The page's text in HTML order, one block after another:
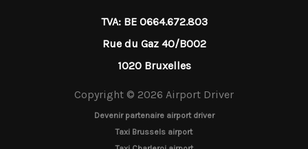
TVA: BE 0664.672.803
Rue du Gaz 40/B002
1020 Bruxelles
Copyright © 2026 Airport Driver
Devenir partenaire airport driver
Taxi Brussels airport